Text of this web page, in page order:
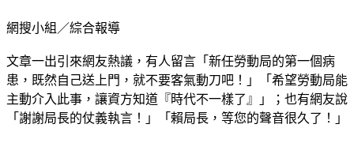
網搜小組／綜合報導
文章一出引來網友熱議，有人留言「新任勞動局的第一個病
患，既然自己送上門，就不要客氣動刀吧！」「希望勞動局能
主動介入此事，讓資方知道『時代不一樣了』」；也有網友說
「謝謝局長的仗義執言！」「賴局長，等您的聲音很久了！」